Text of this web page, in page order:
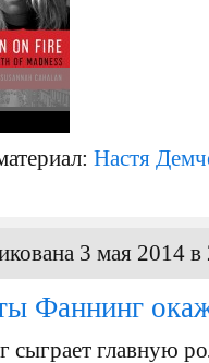
Настя
3 мая 2014 в
Фаннинг
сыграет главную